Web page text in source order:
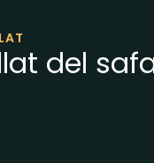
del